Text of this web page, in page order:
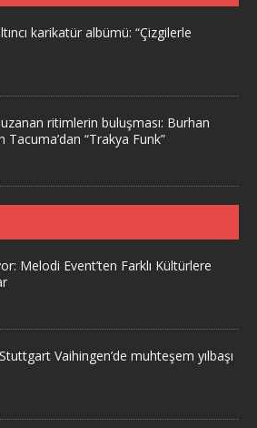
karikatür albümü: “Çizgilerle
ritimlerin buluşması: Burhan
Tacuma’dan “Trakya Funk”
Melodi Event’ten Farklı Kültürlere
Vaihingen’de muhteşem yılbaşı